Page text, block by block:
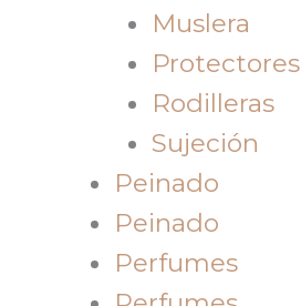
Muslera
Protectores
Rodilleras
Sujeción
Peinado
Peinado
Perfumes